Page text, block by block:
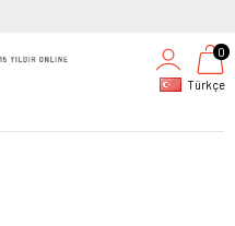
Türkçe
0